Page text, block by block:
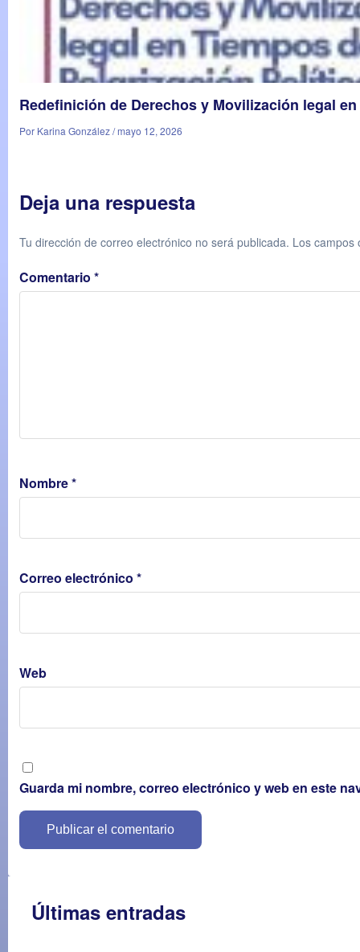
Redefinición de Derechos y Movilización legal
Por Karina González / mayo 12, 2026
Deja una respuesta
Tu dirección de correo electrónico no será publicada. Los campos
Comentario *
Nombre*
Correo electrónico *
Web
Guarda mi nombre, correo electrónico y web en este
Últimas entradas